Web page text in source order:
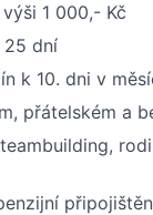
1 000,- Kč
25 dní
k 10. dni v
přátelském a